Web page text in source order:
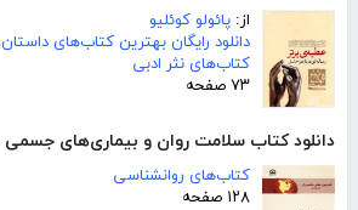
از: پائولو کوئلیو
دانلود رایگان بهترین کتاب‌های داستان
کتاب‌های نثر ادبی
۷۳ صفحه
دانلود کتاب سلامت روان و بیماری‌های جسمی
کتاب‌های روانشناسی
۱۲۸ صفحه